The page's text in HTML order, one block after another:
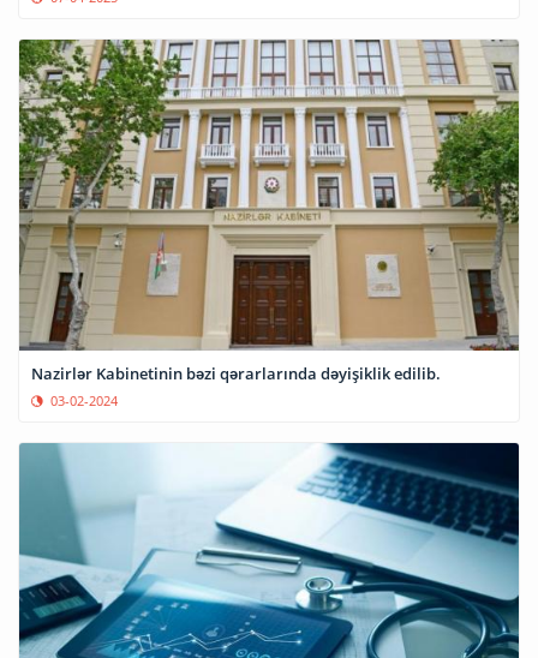
Nazirlər Kabinetinin bəzi qərarlarında dəyişiklik edilib.
03-02-2024